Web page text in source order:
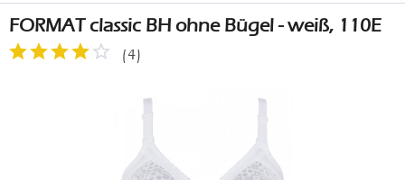
FORMAT classic BH ohne Bügel - weiß, 110E
(4)